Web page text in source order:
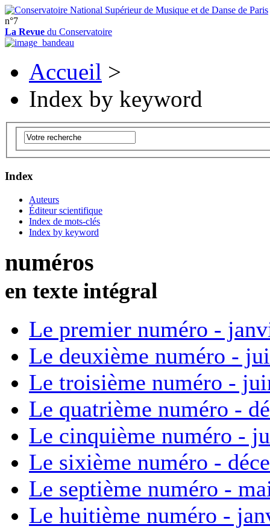
n°7
La Revue du Conservatoire
Accueil >
Index by keyword
Index
Auteurs
Éditeur scientifique
Index de mots-clés
Index by keyword
numéros
en texte intégral
Le premier numéro -
Le deuxième numéro -
Le troisième numéro -
Le quatrième numéro -
Le cinquième numéro -
Le sixième numéro -
Le septième numéro -
Le huitième numéro -